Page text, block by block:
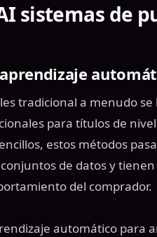
sistemas de
tradicional a menudo se
para títulos de
estos métodos
de datos y
del comprador.
automático para